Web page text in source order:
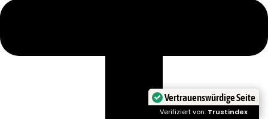
Vertrauenswürdige Seite
Verifiziert von: Trustindex